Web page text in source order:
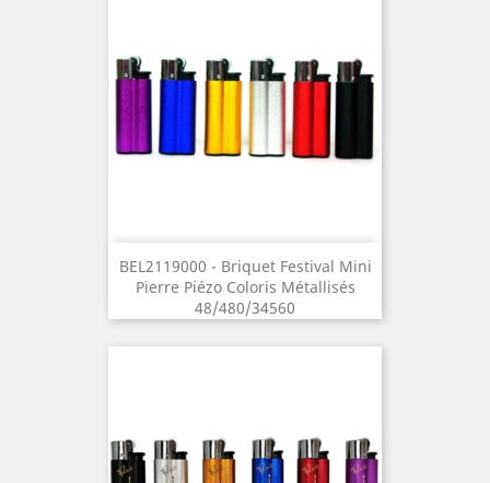
BEL2119000 - Briquet Festival Mini
Pierre Piézo Coloris Métallisés
48/480/34560